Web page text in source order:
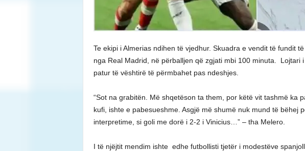
Te ekipi i Almerias ndihen të vjedhur. Skuadra e vendit të fundit
nga Real Madrid, në përballjen që zgjati mbi 100 minuta. Lojtari
patur të vështirë të përmbahet pas ndeshjes.
“Sot na grabitën. Më shqetëson ta them, por këtë vit tashmë ka
kufi, ishte e pabesueshme. Asgjë më shumë nuk mund të bëhej
interpretime, si goli me dorë i 2-2 i Vinicius…” – tha Melero.
I të njëjtit mendim ishte edhe futbollisti tjetër i modestëve